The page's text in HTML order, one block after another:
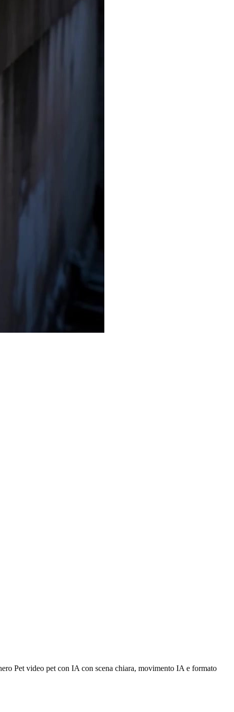
Pet video pet con IA con scena chiara, movimento IA e formato